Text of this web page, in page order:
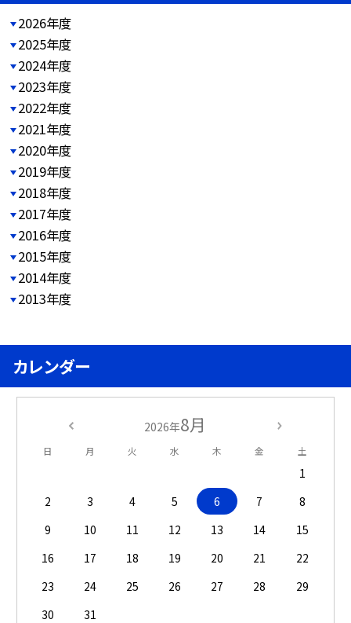
2026年度
2025年度
2024年度
2023年度
2022年度
2021年度
2020年度
2019年度
2018年度
2017年度
2016年度
2015年度
2014年度
2013年度
カレンダー
2026年8月
日 月 火 水 木 金 土
1
2
3 4 5 6 7
8
9
10 11 12 13 14
15
16
17 18 19 20 21
22
23
24 25 26 27 28
29
30
31